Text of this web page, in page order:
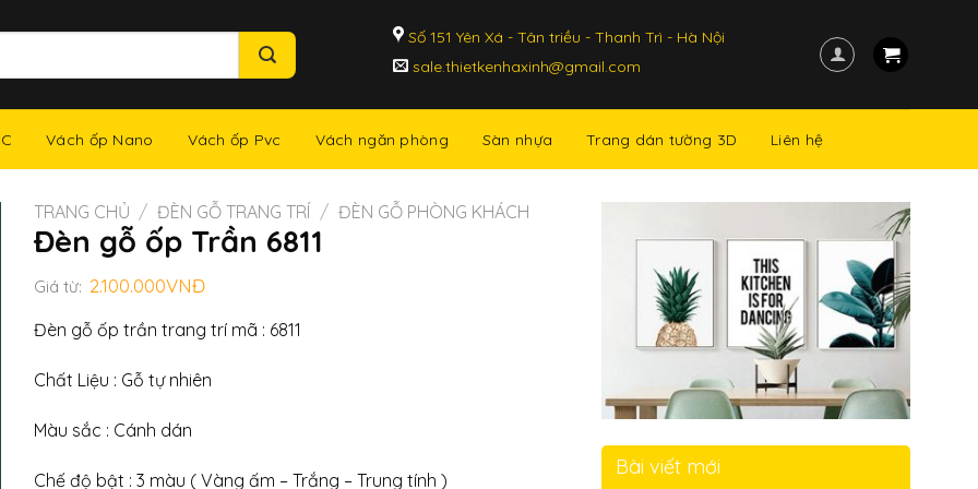
Số 151 Yên Xá - Tân triều - Thanh Trì - Hà Nội
sale.thietkenhaxinh@gmail.com
Vách ốp Nano Vách ốp Pvc Vách ngăn phòng Sàn nhựa Trang dán tường 3D Liên hệ
TRANG CHỦ / ĐÈN GỖ TRANG TRÍ / ĐÈN GỖ PHÒNG KHÁCH
Đèn gỗ ốp Trần 6811
Giá từ: 2.100.000VNĐ
Đèn gỗ ốp trần trang trí mã : 6811
Chất Liệu : Gỗ tự nhiên
Màu sắc : Cánh dán
Chế độ bật : 3 màu ( Vàng ấm – Trắng – Trung tính )
Bài viết mới